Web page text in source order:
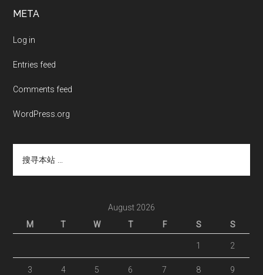
Footer
META
Log in
Entries feed
Comments feed
WordPress.org
本
August 2026
M
T W T F S S
1 2
3 4 5 6 7 8 9